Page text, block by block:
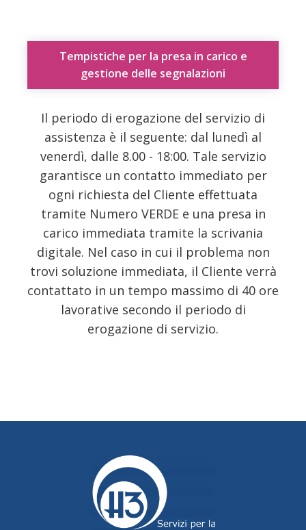
Tempistiche per la presa in carico e
gestione delle segnalazioni
Il periodo di erogazione del servizio di
assistenza è il seguente: dal lunedì al
venerdì, dalle 8.00 - 18:00. Tale servizio
garantisce un contatto immediato per
ogni richiesta del Cliente effettuata
tramite Numero VERDE e una presa in
carico immediata tramite la scrivania
digitale. Nel caso in cui il problema non
trovi soluzione immediata, il Cliente verrà
contattato in un tempo massimo di 40 ore
lavorative secondo il periodo di
erogazione di servizio.